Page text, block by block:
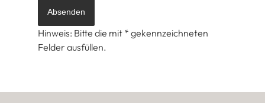
Absenden
Hinweis: Bitte die mit * gekennzeichneten
Felder ausfüllen.